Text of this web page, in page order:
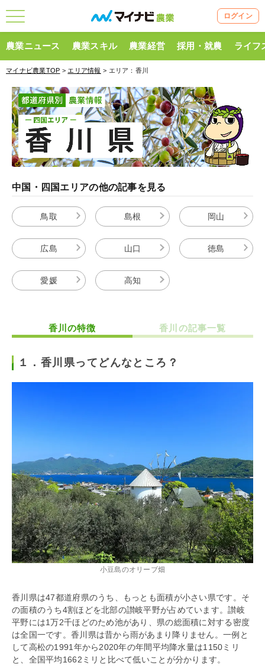
ログイン
農業ニュース 農業スキル 農業経営 採用・就農 ライフ
マイナビ農業TOP > エリア情報 > エリア：香川
中国・四国エリアの他の記事を見る
鳥取 島根 岡山
広島 山口 徳島
愛媛 高知
香川の特徴 香川の記事一覧
１．香川県ってどんなところ？
香川県は47都道府県のうち、もっとも面積が小さい県です。そ
の面積のうち4割ほどを北部の讃岐平野が占めています。讃岐
平野には1万2千ほどのため池があり、県の総面積に対する密度
は全国一です。香川県は昔から雨があまり降りません。一例と
して高松の1991年から2020年の年間平均降水量は1150ミリ
と、全国平均1662ミリと比べて低いことが分かります。
小豆島のオリーブ畑